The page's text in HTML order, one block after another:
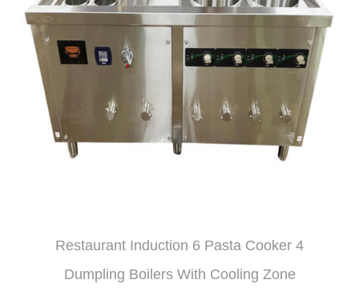
Restaurant Induction 6 Pasta Cooker 4
Dumpling Boilers With Cooling Zone